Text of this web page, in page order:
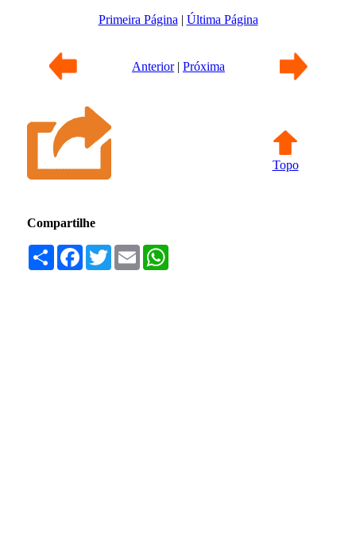
Primeira Página | Última Página
Anterior| Próxima
Topo
Compartilhe
Compartilhar
Facebook
TwitterEmail